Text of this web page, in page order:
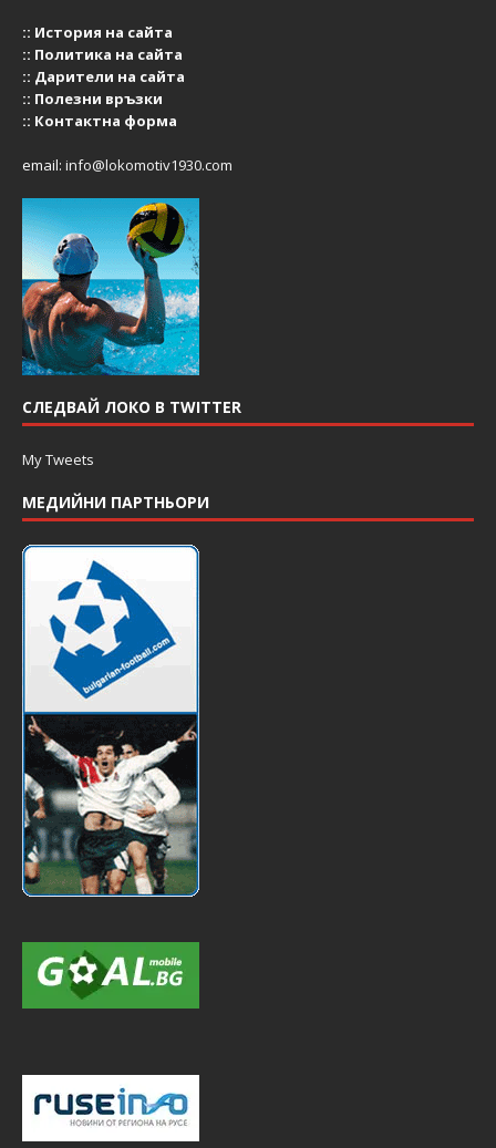
:: История на сайта
:: Политика на сайта
:: Дарители на сайта
:: Полезни връзки
:: Контактна форма
email: info@lokomotiv1930.com
СЛЕДВАЙ ЛОКО В TWITTER
My Tweets
МЕДИЙНИ ПАРТНЬОРИ